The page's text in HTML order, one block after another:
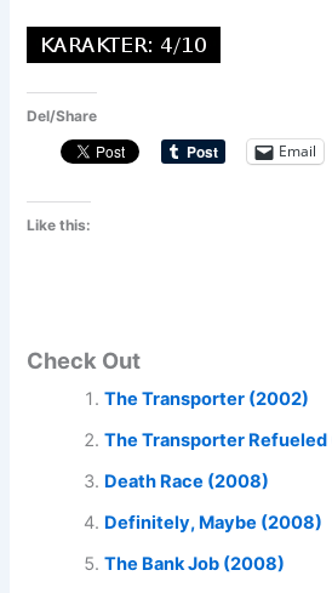
Del/Share
Email
Like this:
Check Out
The Transporter (2002)
The Transporter Refueled
Death Race (2008)
Definitely, Maybe (2008)
The Bank Job (2008)